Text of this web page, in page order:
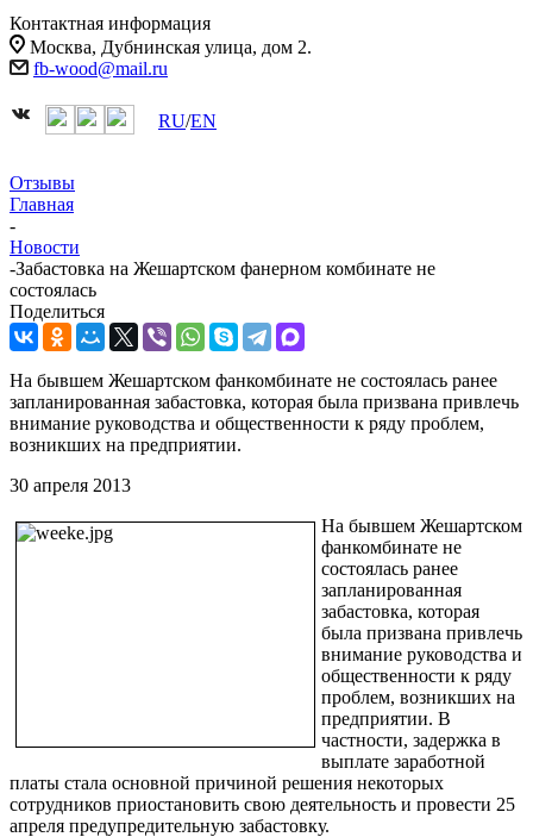
Контактная информация
Москва, Дубнинская улица, дом 2.
fb-wood@mail.ru
RU/EN
Отзывы
Главная
-
Новости
-Забастовка на Жешартском фанерном комбинате не
состоялась
Поделиться
На бывшем Жешартском фанкомбинате не состоялась ранее
запланированная забастовка, которая была призвана привлечь
внимание руководства и общественности к ряду проблем,
возникших на предприятии.
30 апреля 2013
На бывшем Жешартском
фанкомбинате не
состоялась ранее
запланированная
забастовка, которая
была призвана привлечь
внимание руководства и
общественности к ряду
проблем, возникших на
предприятии. В
частности, задержка в
выплате заработной
платы стала основной причиной решения некоторых
сотрудников приостановить свою деятельность и провести 25
апреля предупредительную забастовку.